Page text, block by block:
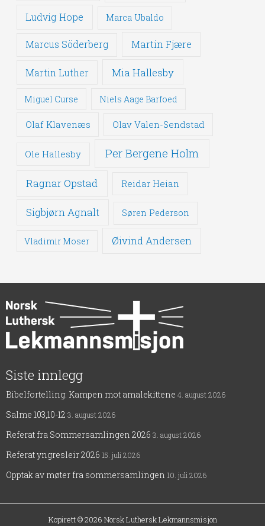
Ludvig Hope Marca Ubaldo
Marcus Söderberg Martin Fjære
Martin Luther Mia Hallesby
Miguel Curse Niels Aage Barfoed
Olaf Klavenæs Olav Valen-Sendstad
Ole Hallesby Per Bergene Holm
Ragnar Opstad Reidar Heian
Sigbjørn Agnalt Søren Pederson
Vladimir Moser Øivind Andersen
Siste innlegg
Bibelfortelling: Kampen mot amalekittene 4. august 2026
Salme 103,10-12 3. august 2026
Referat fra Sommersamlingen 2026 3. august 2026
Referat yngresleir 2026 15. juli 2026
Opptak av møter fra sommersamlingen 10. juli 2026
Kopirett © 2026 Norsk Luthersk Lekmannsmisjon